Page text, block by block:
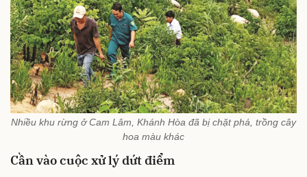
Nhiều khu rừng ở Cam Lâm, Khánh Hòa đã bị chặt phá, trồng cây
hoa màu khác
Cần vào cuộc xử lý dứt điểm